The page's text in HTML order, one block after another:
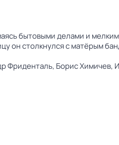
бытовыми делами и
он столкнулся с матёрым
Фриденталь, Борис Химичев,